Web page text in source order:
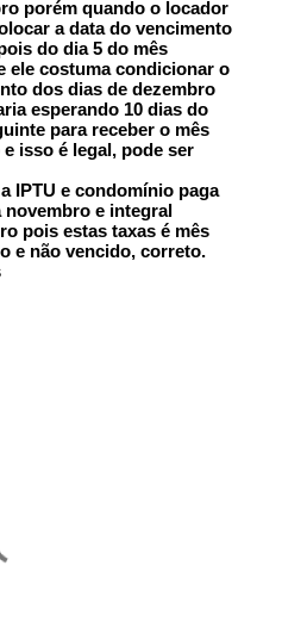
porém quando o locador
a data do vencimento
do dia 5 do mês
ele costuma condicionar o
dos dias de dezembro
esperando 10 dias do
para receber o mês
isso é legal, pode ser
IPTU e condomínio paga
novembro e integral
pois estas taxas é mês
e não vencido, correto.